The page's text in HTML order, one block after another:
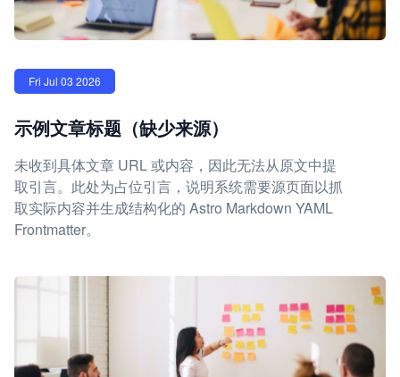
Fri Jul 03 2026
示例文章标题（缺少来源）
未收到具体文章 URL 或内容，因此无法从原文中提
取引言。此处为占位引言，说明系统需要源页面以抓
取实际内容并生成结构化的 Astro Markdown YAML
Frontmatter。